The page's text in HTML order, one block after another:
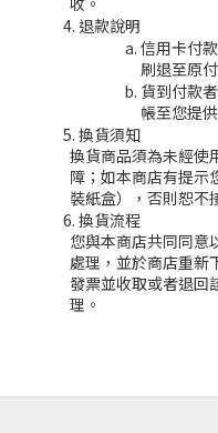
退款說明
信用卡付
刷退至原
貨到付款
帳至您提
換貨須知
換貨商品須為未經使
障；如本商店有提示
裝紙盒），否則恕不
換貨流程
您與本商店共同同意
處理，並於商店重新
發票並收取或者退回
理。